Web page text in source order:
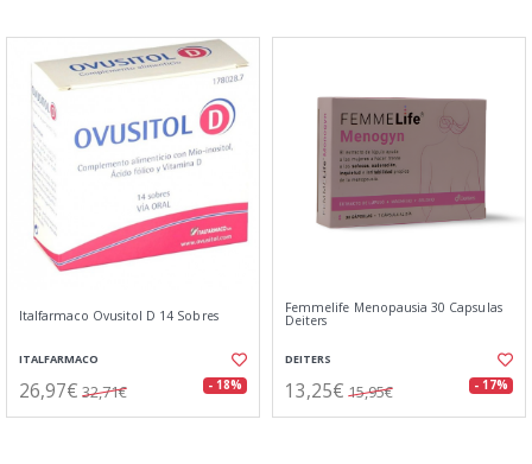
Italfarmaco Ovusitol D 14 Sobres
ITALFARMACO
26,97€ 32,71€ - 18%
Femmelife Menopausia 30 Capsulas
Deiters
DEITERS
13,25€ 15,95€ - 17%